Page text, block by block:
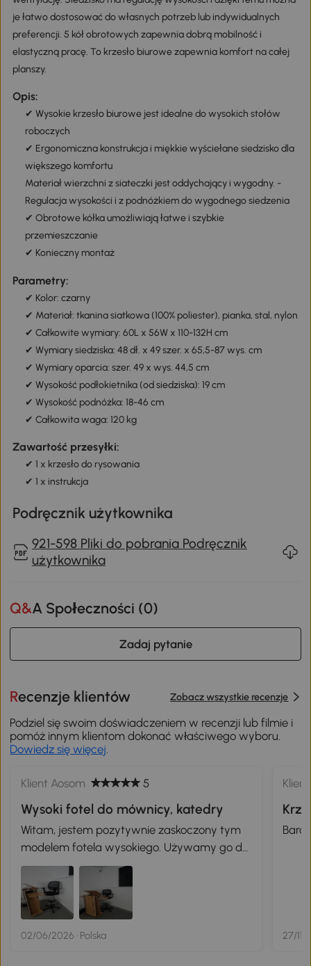
je łatwo dostosować do własnych potrzeb lub indywidualnych
preferencji. 5 kół obrotowych zapewnia dobrą mobilność i
elastyczną pracę. To krzesło biurowe zapewnia komfort na całej
planszy.
Opis:
✔ Wysokie krzesło biurowe jest idealne do wysokich stołów
roboczych
✔ Ergonomiczna konstrukcja i miękkie wyściełane siedzisko dla
większego komfortu
Materiał wierzchni z siateczki jest oddychający i wygodny. -
Regulacja wysokości i z podnóżkiem do wygodnego siedzenia
✔ Obrotowe kółka umożliwiają łatwe i szybkie
przemieszczanie
✔ Konieczny montaż
Parametry:
✔ Kolor: czarny
✔ Materiał: tkanina siatkowa (100% poliester), pianka, stal, nylon
✔ Całkowite wymiary: 60L x 56W x 110-132H cm
✔ Wymiary siedziska: 48 dł. x 49 szer. x 65,5-87 wys. cm
✔ Wymiary oparcia: szer. 49 x wys. 44,5 cm
✔ Wysokość podłokietnika (od siedziska): 19 cm
✔ Wysokość podnóżka: 18-46 cm
✔ Całkowita waga: 120 kg
Zawartość przesyłki:
✔ 1 x krzesło do rysowania
✔ 1 x instrukcja
Podręcznik użytkownika
921-598 Pliki do pobrania Podręcznik
użytkownika
Q&A Społeczności (0)
Zadaj pytanie
Recenzje klientów Zobacz wszystkie recenzje
Podziel się swoim doświadczeniem w recenzji lub filmie i
pomóż innym klientom dokonać właściwego wyboru.
Dowiedz się więcej
Klient Aosom 5
Wysoki fotel do mównicy, katedry
Witam, jestem pozytywnie zaskoczony tym
modelem fotela wysokiego. Używamy go do
naszej mównicy, katedry z pozytywną opinią
naszych wykładowców. Jakość, użyteczność
i wszechstronne zastosowanie czyni ten fotel
bardzo uniwersalnym w zastosowaniu
biurowym. Polecamy 100%
02/06/2026 · Polska 27/11/